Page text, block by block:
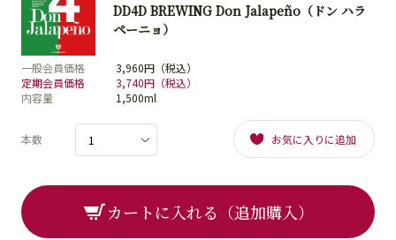
DD4D BREWING Don Jalapeño（ドン ハラ
ペーニョ）
一般会員価格
3,960円（税込）
定期会員価格
3,740円（税込）
内容量
1,500ml
本数 お気に入りに追加
カートに入れる（追加購入）